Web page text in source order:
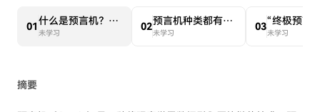
01 什么是预言机？RWA赛道大热为何会利好预言机
未学习
02 预言机种类都有哪些？盘点主流预言机项目
未学习
03
未学习
摘要